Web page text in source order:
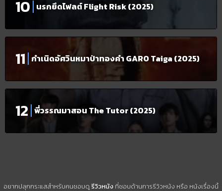
นรกยึดไฟลต์ Flight Risk (2025)
กำเนิดอัศวินหมาป่าทองคำ GARO Taiga (2025)
พี่วรรณมาสอน The Tutor (2025)
อยากปลุกกระแสสำหรับคนชอบดูรีวิวหนัง ที่ชอบด้านการรีวิวหนัง หรือ หนังเรื่องนี้